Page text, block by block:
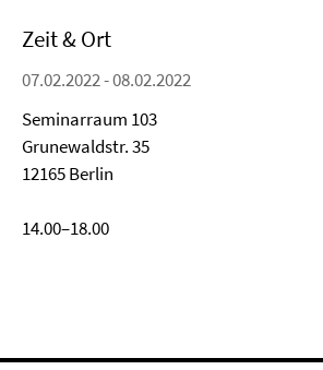
Zeit & Ort
07.02.2022 - 08.02.2022
Seminarraum 103
Grunewaldstr. 35
12165 Berlin
14.00–18.00